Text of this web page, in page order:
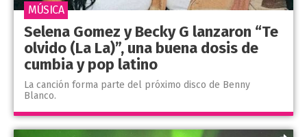
Selena Gomez y Becky G lanzaron “Te
olvido (La La)”, una buena dosis de
cumbia y pop latino
La canción forma parte del próximo disco de Benny
Blanco.
MÚSICA